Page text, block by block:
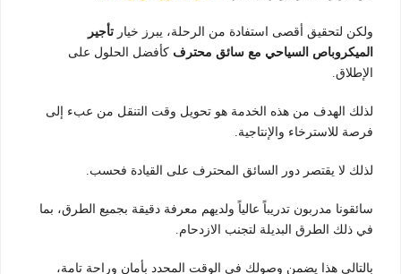
ولكن لتحقيق أقصى استفادة من الرحلة، يبرز خيار تأجير
الميكروباص السياحي مع سائق محترف كأفضل الحلول على
الإطلاق.
لذلك الهدف من هذه الخدمة هو تحويل وقت التنقل من عبء إلى
فرصة للاسترخاء والإنتاجية.
لذلك لا يقتصر دور السائق المحترف على القيادة فحسب.
سائقونا مدربون تدريباً عالياً ولديهم معرفة دقيقة بجميع الطرق، بما
في ذلك الطرق البديلة لتجنب الازدحام.
بالتالى هذا يضمن وصولك في الوقت المحدد بأمان وراحة تامة،